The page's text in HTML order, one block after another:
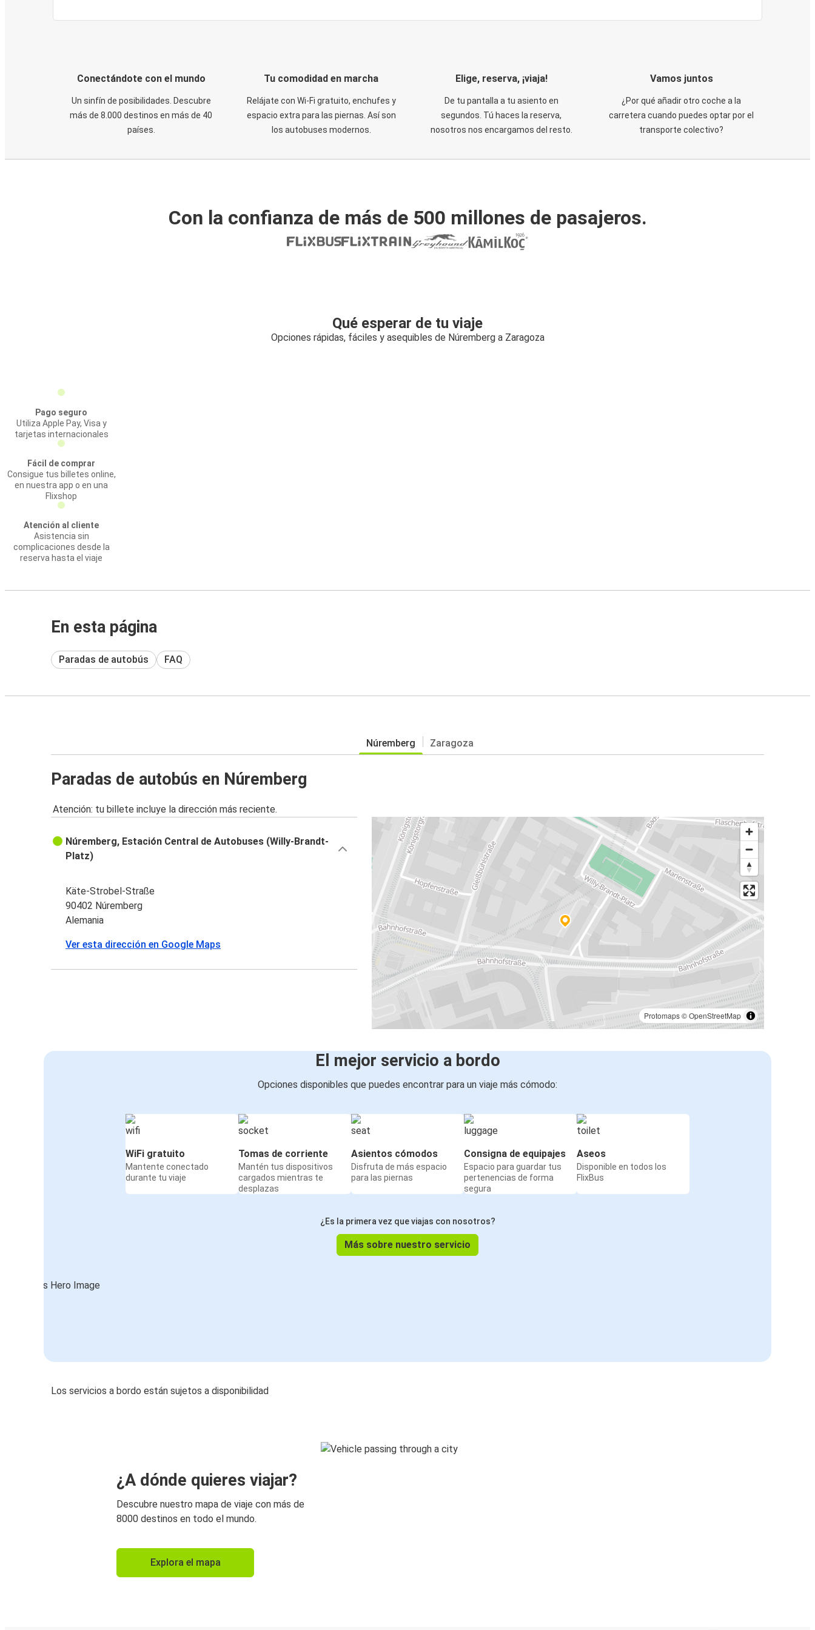
Conectándote con el mundo
Un sinfín de posibilidades. Descubre
más de 8.000 destinos en más de 40
países.
Tu comodidad en marcha
Relájate con Wi-Fi gratuito, enchufes y
espacio extra para las piernas. Así son
los autobuses modernos.
Elige, reserva, ¡viaja!
De tu pantalla a tu asiento en
segundos. Tú haces la reserva,
nosotros nos encargamos del resto.
Vamos juntos
¿Por qué añadir otro coche a la
carretera cuando puedes optar por el
transporte colectivo?
Con la confianza de más de 500 millones de pasajeros.
Qué esperar de tu viaje
Opciones rápidas, fáciles y asequibles de Núremberg a Zaragoza
Pago seguro
Utiliza Apple Pay, Visa y
tarjetas internacionales
Fácil de comprar
Consigue tus billetes online,
en nuestra app o en una
Flixshop
Atención al cliente
Asistencia sin
complicaciones desde la
reserva hasta el viaje
En esta página
Paradas de autobús FAQ
Núremberg Zaragoza
Paradas de autobús en Núremberg
Atención: tu billete incluye la dirección más reciente.
Protomaps©OpenStreetMap
Núremberg, Estación Central de Autobuses (Willy-Brandt-
Platz)
Käte-Strobel-Straße
90402 Núremberg
Alemania
Ver esta dirección en Google Maps
El mejor servicio a bordo
Opciones disponibles que puedes encontrar para un viaje más cómodo:
WiFi gratuito
Mantente conectado
durante tu viaje
Tomas de corriente
Mantén tus dispositivos
cargados mientras te
desplazas
Asientos cómodos
Disfruta de más espacio
para las piernas
Consigna de equipajes
Espacio para guardar tus
pertenencias de forma
segura
Aseos
Disponible en todos los
FlixBus
¿Es la primera vez que viajas con nosotros?
Más sobre nuestro servicio
Los servicios a bordo están sujetos a disponibilidad
¿A dónde quieres viajar?
Descubre nuestro mapa de viaje con más de
8000 destinos en todo el mundo.
Explora el mapa